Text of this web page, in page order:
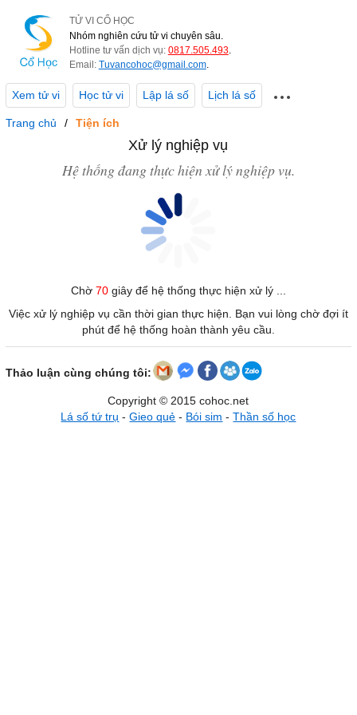
TỬ VI CỔ HỌC
Nhóm nghiên cứu tử vi chuyên sâu.
Hotline tư vấn dịch vụ: 0817.505.493.
Email: Tuvancohoc@gmail.com.
Xem tử vi Học tử vi Lập lá số Lịch lá số
Trang chủ Tiện ích
Xử lý nghiệp vụ
Hệ thống đang thực hiện xử lý nghiệp vụ.
Chờ 70giây để hệ thống thực hiện xử lý ...
Việc xử lý nghiệp vụ cần thời gian thực hiện. Bạn vui lòng chờ đợi ít
phút để hệ thống hoàn thành yêu cầu.
Thảo luận cùng chúng tôi:
Copyright © 2015 cohoc.net
Lá số tứ trụ -Gieo quẻ - Bói sim -Thần số học